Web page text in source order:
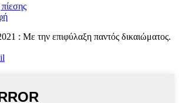
: Με την επιφύλαξη παντός δικαιώματος.